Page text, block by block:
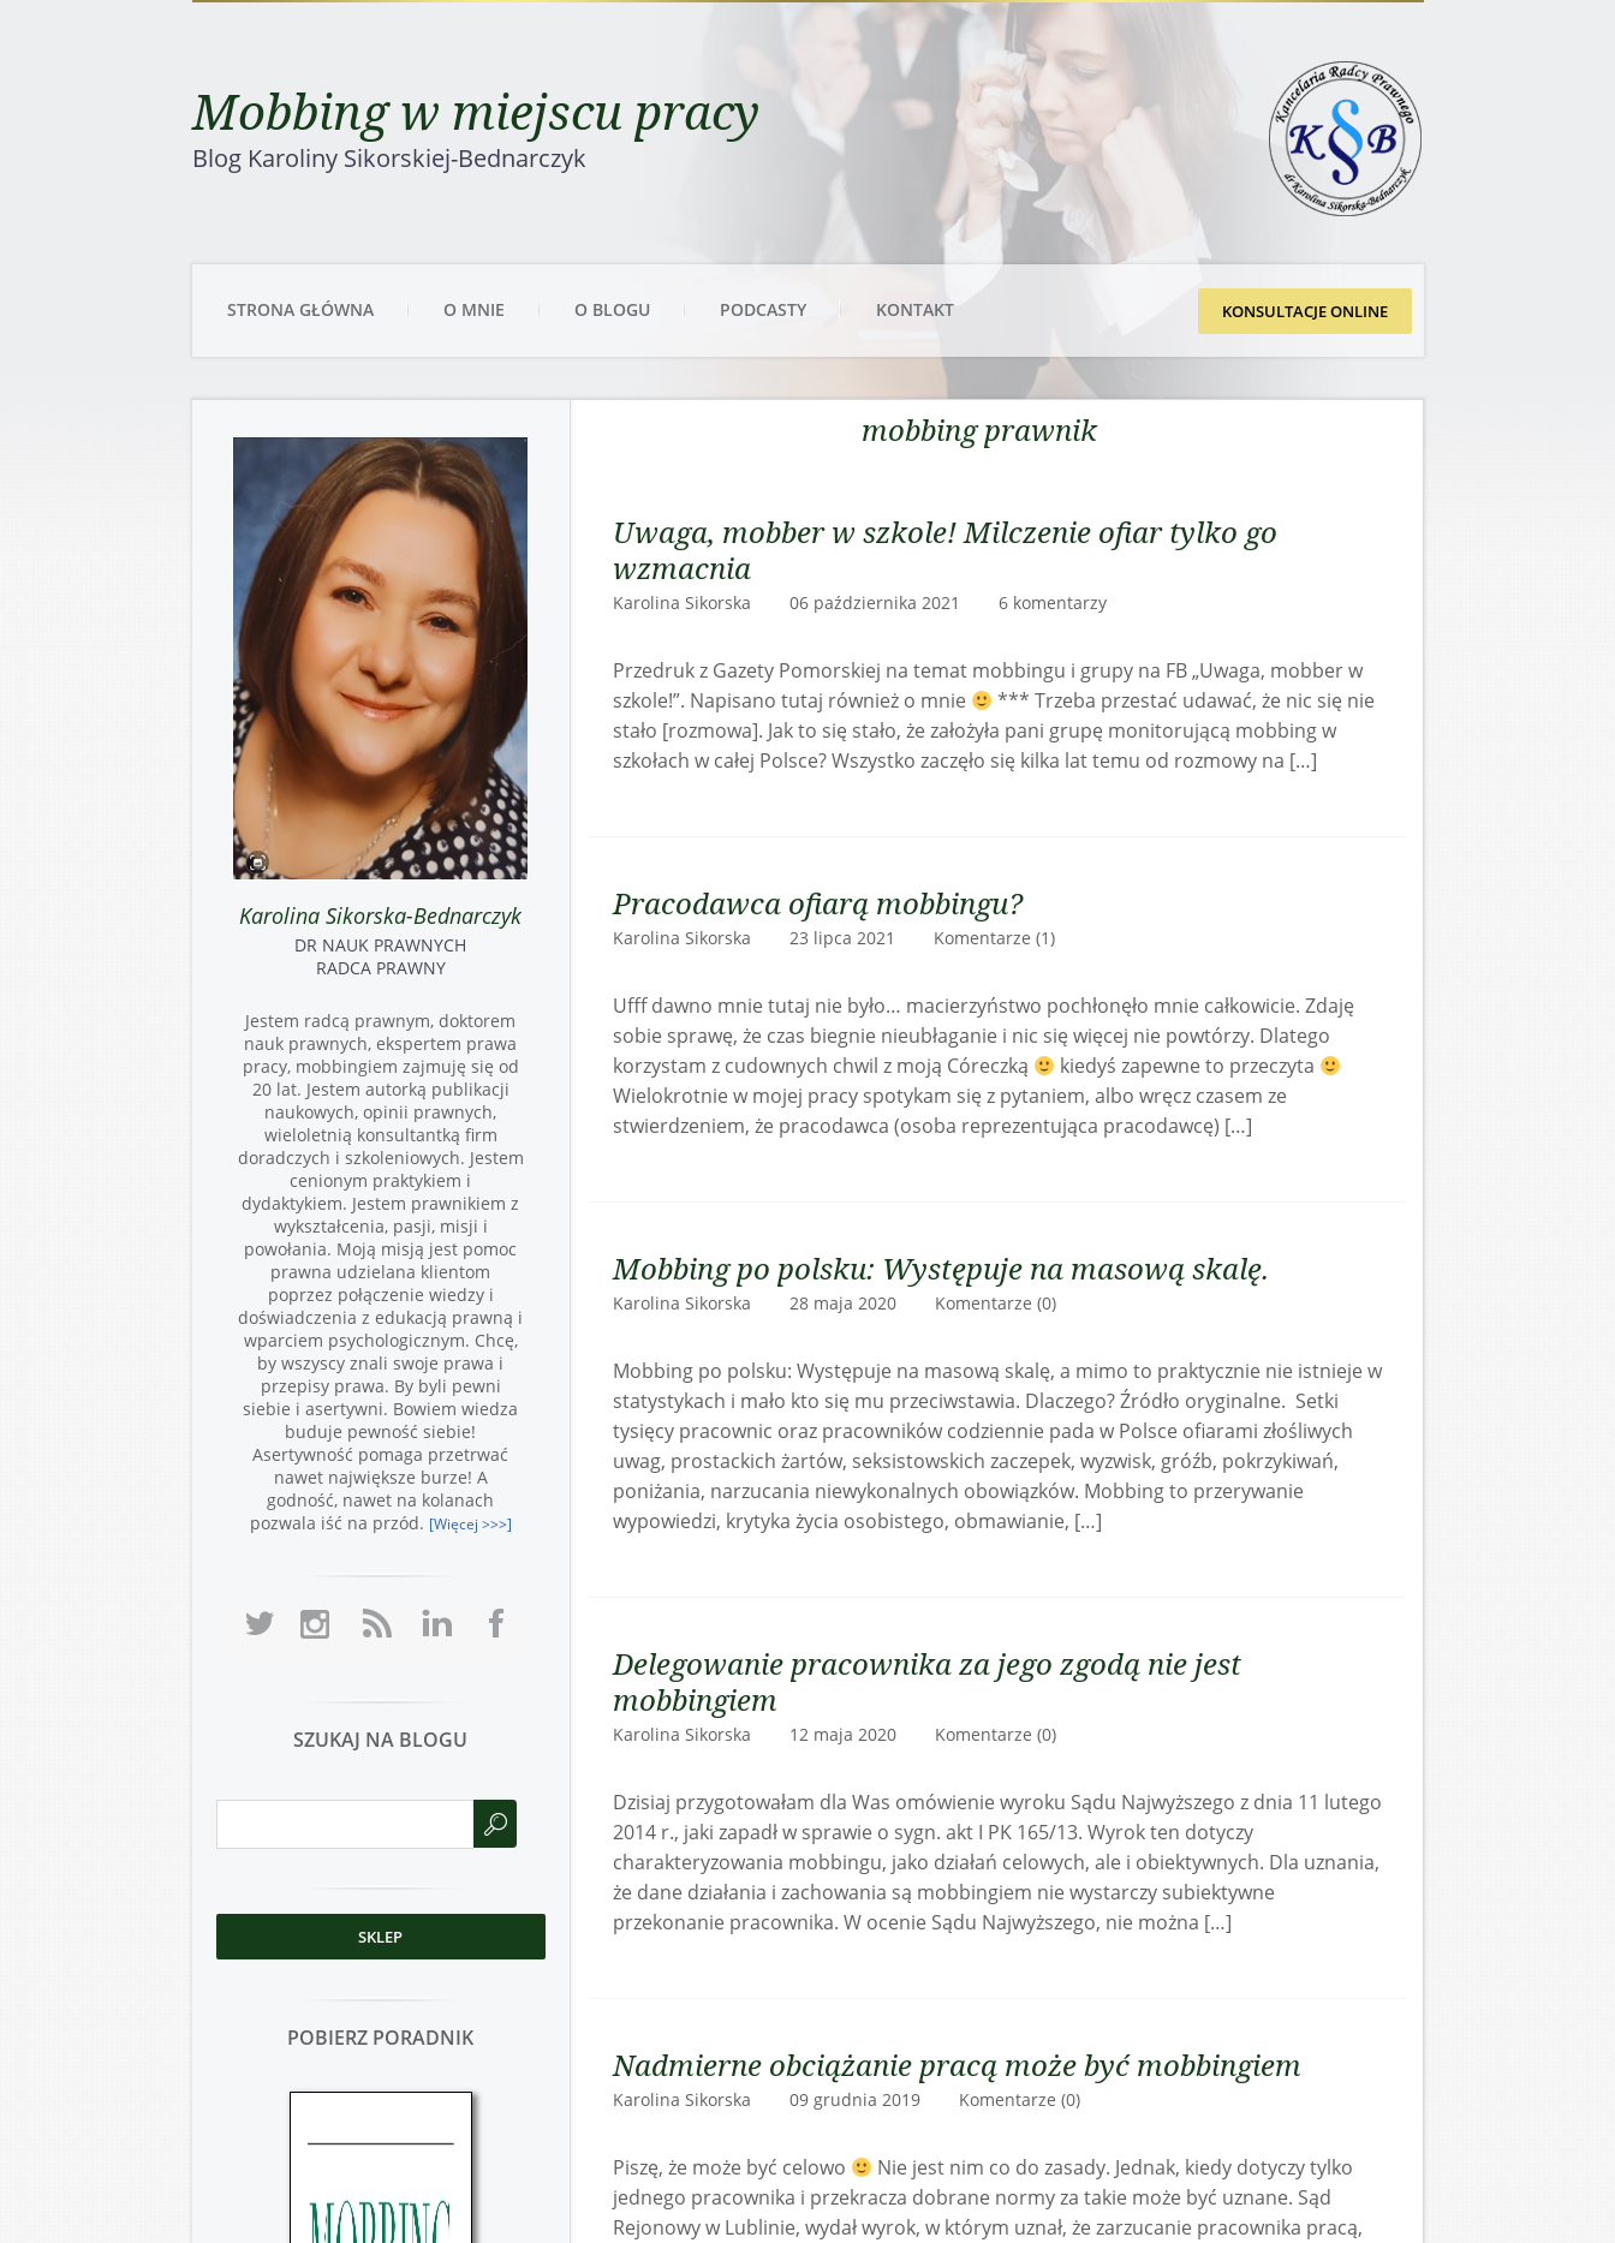
Mobbing w miejscu pracy
Blog Karoliny Sikorskiej-Bednarczyk
STRONA GŁÓWNA O MNIE O BLOGU PODCASTY KONTAKT KONSULTACJE ONLINE
mobbing prawnik
Uwaga, mobber w szkole! Milczenie ofiar tylko go
wzmacnia
Karolina Sikorska 06 października 2021 6 komentarzy
Przedruk z Gazety Pomorskiej na temat mobbingu i grupy na FB „Uwaga, mobber w
szkole!”. Napisano tutaj również o mnie
*** Trzeba przestać udawać, że nic się nie
stało [rozmowa]. Jak to się stało, że założyła pani grupę monitorującą mobbing w
szkołach w całej Polsce? Wszystko zaczęło się kilka lat temu od rozmowy na […]
Pracodawca ofiarą mobbingu?
Karolina Sikorska 23 lipca 2021 Komentarze (1)
Ufff dawno mnie tutaj nie było… macierzyństwo pochłonęło mnie całkowicie. Zdaję
sobie sprawę, że czas biegnie nieubłaganie i nic się więcej nie powtórzy. Dlatego
korzystam z cudownych chwil z moją Córeczką
kiedyś zapewne to przeczyta
Wielokrotnie w mojej pracy spotykam się z pytaniem, albo wręcz czasem ze
stwierdzeniem, że pracodawca (osoba reprezentująca pracodawcę) […]
Mobbing po polsku: Występuje na masową skalę.
Karolina Sikorska 28 maja 2020 Komentarze (0)
Mobbing po polsku: Występuje na masową skalę, a mimo to praktycznie nie istnieje w
statystykach i mało kto się mu przeciwstawia. Dlaczego? Źródło oryginalne. Setki
tysięcy pracownic oraz pracowników codziennie pada w Polsce ofiarami złośliwych
uwag, prostackich żartów, seksistowskich zaczepek, wyzwisk, gróźb, pokrzykiwań,
poniżania, narzucania niewykonalnych obowiązków. Mobbing to przerywanie
wypowiedzi, krytyka życia osobistego, obmawianie, […]
Delegowanie pracownika za jego zgodą nie jest
mobbingiem
Karolina Sikorska 12 maja 2020 Komentarze (0)
Dzisiaj przygotowałam dla Was omówienie wyroku Sądu Najwyższego z dnia 11 lutego
2014 r., jaki zapadł w sprawie o sygn. akt I PK 165/13. Wyrok ten dotyczy
charakteryzowania mobbingu, jako działań celowych, ale i obiektywnych. Dla uznania,
że dane działania i zachowania są mobbingiem nie wystarczy subiektywne
przekonanie pracownika. W ocenie Sądu Najwyższego, nie można […]
Nadmierne obciążanie pracą może być mobbingiem
Karolina Sikorska 09 grudnia 2019 Komentarze (0)
Piszę, że może być celowo
Nie jest nim co do zasady. Jednak, kiedy dotyczy tylko
jednego pracownika i przekracza dobrane normy za takie może być uznane. Sąd
Rejonowy w Lublinie, wydał wyrok, w którym uznał, że zarzucanie pracownika pracą,
Karolina Sikorska-Bednarczyk
DR NAUK PRAWNYCH
RADCA PRAWNY
Jestem radcą prawnym, doktorem
nauk prawnych, ekspertem prawa
pracy, mobbingiem zajmuję się od
20 lat. Jestem autorką publikacji
naukowych, opinii prawnych,
wieloletnią konsultantką firm
doradczych i szkoleniowych. Jestem
cenionym praktykiem i
dydaktykiem. Jestem prawnikiem z
wykształcenia, pasji, misji i
powołania. Moją misją jest pomoc
prawna udzielana klientom
poprzez połączenie wiedzy i
doświadczenia z edukacją prawną i
wparciem psychologicznym. Chcę,
by wszyscy znali swoje prawa i
przepisy prawa. By byli pewni
siebie i asertywni. Bowiem wiedza
buduje pewność siebie!
Asertywność pomaga przetrwać
nawet największe burze! A
godność, nawet na kolanach
pozwala iść na przód. [Więcej >>>]
SZUKAJ NA BLOGU
SKLEP
POBIERZ PORADNIK